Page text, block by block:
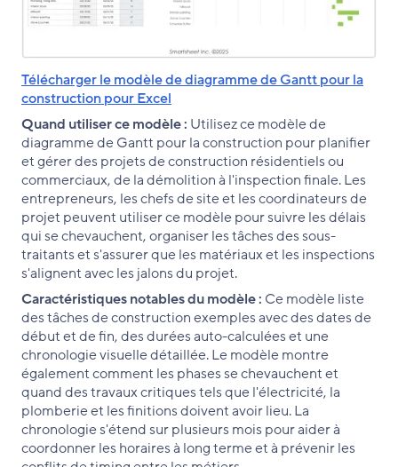
Télécharger le modèle de diagramme de Gantt pour la
construction pour Excel
Quand utiliser ce modèle : Utilisez ce modèle de
diagramme de Gantt pour la construction pour planifier
et gérer des projets de construction résidentiels ou
commerciaux, de la démolition à l'inspection finale. Les
entrepreneurs, les chefs de site et les coordinateurs de
projet peuvent utiliser ce modèle pour suivre les délais
qui se chevauchent, organiser les tâches des sous-
traitants et s'assurer que les matériaux et les inspections
s'alignent avec les jalons du projet.
Caractéristiques notables du modèle : Ce modèle liste
des tâches de construction exemples avec des dates de
début et de fin, des durées auto-calculées et une
chronologie visuelle détaillée. Le modèle montre
également comment les phases se chevauchent et
quand des travaux critiques tels que l'électricité, la
plomberie et les finitions doivent avoir lieu. La
chronologie s'étend sur plusieurs mois pour aider à
coordonner les horaires à long terme et à prévenir les